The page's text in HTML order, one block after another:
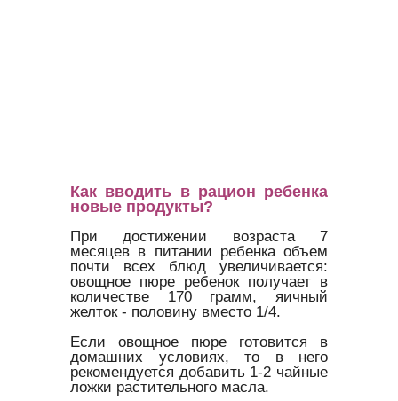
Как вводить в рацион ребенка
новые продукты?
При достижении возраста 7
месяцев в питании ребенка объем
почти всех блюд увеличивается:
овощное пюре ребенок получает в
количестве 170 грамм, яичный
желток - половину вместо 1/4.
Если овощное пюре готовится в
домашних условиях, то в него
рекомендуется добавить 1-2 чайные
ложки растительного масла.